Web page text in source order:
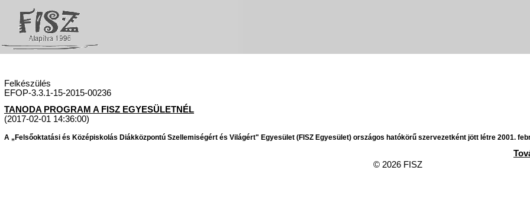
Felkészülés
EFOP-3.3.1-15-2015-00236
TANODA PROGRAM A FISZ EGYESÜLETNÉL
(2017-02-01 14:36:00)
A „Felsőoktatási és Középiskolás Diákközpontú Szellemiségért és Világért" Egyesület (FISZ Egyesület) országos hatókörű szervezetként jött létre 2001.
© 2026 FISZ